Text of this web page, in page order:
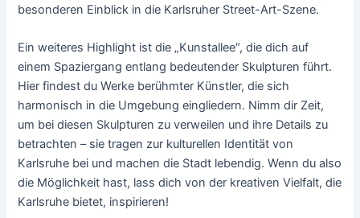
besonderen Einblick in die Karlsruher Street-Art-Szene.
Ein weiteres Highlight ist die „Kunstallee“, die dich auf
einem Spaziergang entlang bedeutender Skulpturen führt.
Hier findest du Werke berühmter Künstler, die sich
harmonisch in die Umgebung eingliedern. Nimm dir Zeit,
um bei diesen Skulpturen zu verweilen und ihre Details zu
betrachten – sie tragen zur kulturellen Identität von
Karlsruhe bei und machen die Stadt lebendig. Wenn du also
die Möglichkeit hast, lass dich von der kreativen Vielfalt, die
Karlsruhe bietet, inspirieren!